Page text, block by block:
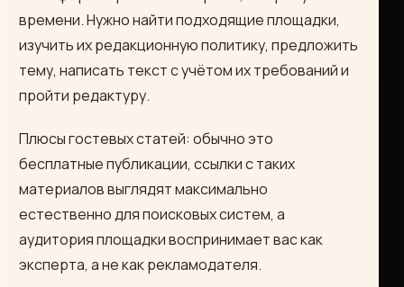
времени. Нужно найти подходящие площадки,
изучить их редакционную политику, предложить
тему, написать текст с учётом их требований и
пройти редактуру.
Плюсы гостевых статей: обычно это
бесплатные публикации, ссылки с таких
материалов выглядят максимально
естественно для поисковых систем, а
аудитория площадки воспринимает вас как
эксперта, а не как рекламодателя.